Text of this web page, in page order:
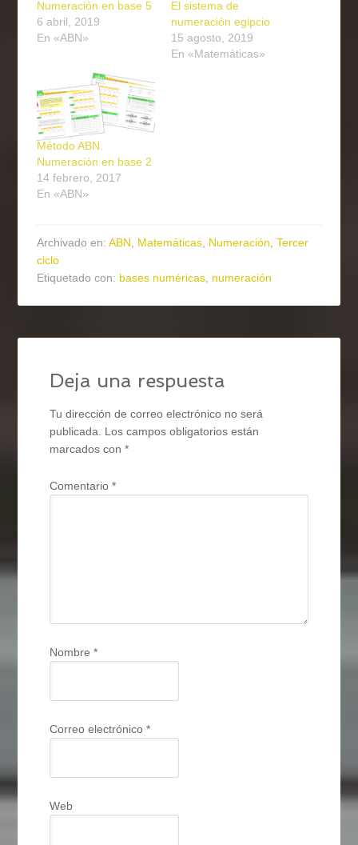
Numeración en base 5
6 abril, 2019
En «ABN»
El sistema de
numeración egipcio
15 agosto, 2019
En «Matemáticas»
Método ABN.
Numeración en base 2
14 febrero, 2017
En «ABN»
Archivado en:ABN Matemáticas Numeración ,Tercer
ciclo
Etiquetado con: bases numéricas numeración
Deja una respuesta
Tu dirección de correo electrónico no será
publicada.
Los campos obligatorios están
marcados con*
Comentario*
Nombre*
Correo electrónico*
Web